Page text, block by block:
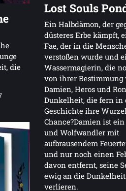
die
Lost Souls
Ein Halbdämon, der
düsteres Erbe kämpft,
Fae, der in die
verstoßen wurde und
Wassermagierin, die
von ihrer Bestimmung
Damien, Heros und
Dunkelheit, die fern in
Geschichte ihre
Chance?Damien ist
und Wolfwandler mit
aufbrausendem
und nur noch einen
davon entfernt, seine
ewig an die
verlieren.